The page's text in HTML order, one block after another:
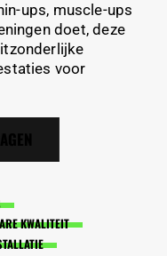
ups, muscle-ups
doet, deze
voor
KWALITEIT